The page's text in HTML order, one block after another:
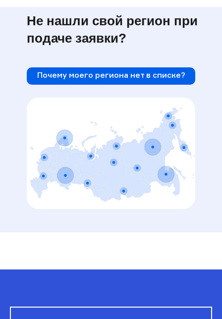
Не нашли свой регион при
подаче заявки?
Почему моего региона нет в списке?